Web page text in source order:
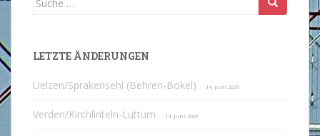
LETZTE ÄNDERUNGEN
Uelzen/Sprakensehl (Behren-Bokel) 14. Juni 2026
Verden/Kirchlinteln-Luttum 14. Juni 2026